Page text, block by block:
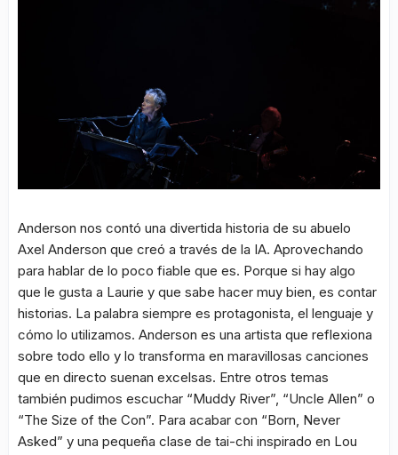
Anderson nos contó una divertida historia de su abuelo
Axel Anderson que creó a través de la IA. Aprovechando
para hablar de lo poco fiable que es. Porque si hay algo
que le gusta a Laurie y que sabe hacer muy bien, es contar
historias. La palabra siempre es protagonista, el lenguaje y
cómo lo utilizamos. Anderson es una artista que reflexiona
sobre todo ello y lo transforma en maravillosas canciones
que en directo suenan excelsas. Entre otros temas
también pudimos escuchar “Muddy River”, “Uncle Allen” o
“The Size of the Con”. Para acabar con “Born, Never
Asked” y una pequeña clase de tai-chi inspirado en Lou